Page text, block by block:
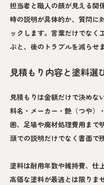
担当者と職人の顔が見える関
時の説明が具体的か、質問に
ックします。言葉だけでなく
ぶと、後のトラブルを減らせま
見積もり内容と塗料選
見積もりは金額だけで決めな
料名・メーカー・艶（つや）
囲、足場や廃材処理費用まで
頭での説明だけでなく書面で
塗料は耐用年数や維持費、仕
高価な塗料が最適とは限りま